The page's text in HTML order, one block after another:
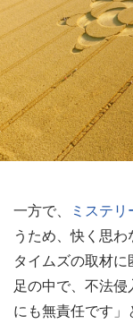
一方で、 ミステ
うため、快く思
タイムズの取材
足の中で、不法
にも無責任です